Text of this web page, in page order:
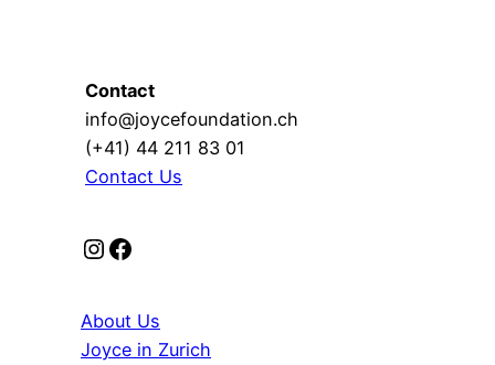
Contact
info@joycefoundation.ch
(+41) 44 211 83 01
Contact Us
Instagram Facebook
About Us
Joyce in Zurich